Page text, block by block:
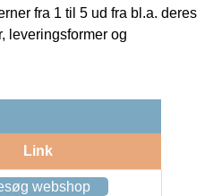
fra 1 til 5 ud fra bl.a. deres
leveringsformer og
Link
webshop